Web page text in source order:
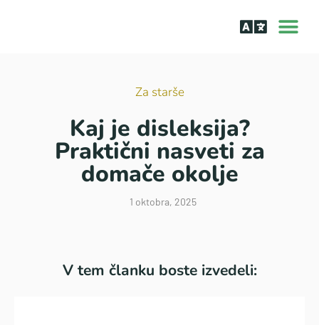
Za starše
Kaj je disleksija?
Praktični nasveti za
domače okolje
1 oktobra, 2025
V tem članku boste izvedeli: